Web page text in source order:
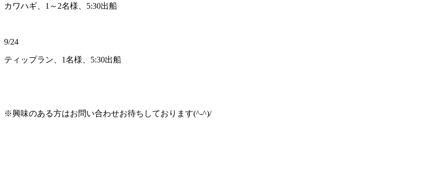
カワハギ、1～2名様、5:30出船
9/24
ティップラン、1名様、5:30出船
※興味のある方はお問い合わせお待ちしております(^-^)/